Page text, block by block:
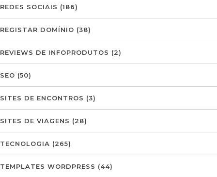
REDES SOCIAIS (186)
REGISTAR DOMÍNIO (38)
REVIEWS DE INFOPRODUTOS (2)
SEO (50)
SITES DE ENCONTROS (3)
SITES DE VIAGENS (28)
TECNOLOGIA (265)
TEMPLATES WORDPRESS (44)